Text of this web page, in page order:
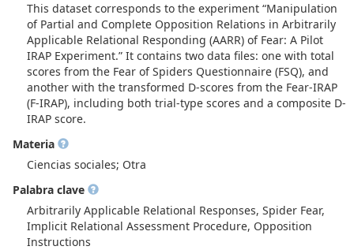
This dataset corresponds to the experiment “Manipulation
of Partial and Complete Opposition Relations in Arbitrarily
Applicable Relational Responding (AARR) of Fear: A Pilot
IRAP Experiment.” It contains two data files: one with total
scores from the Fear of Spiders Questionnaire (FSQ), and
another with the transformed D-scores from the Fear-IRAP
(F-IRAP), including both trial-type scores and a composite D-
IRAP score.
Materia
Ciencias sociales; Otra
Palabra clave
Arbitrarily Applicable Relational Responses, Spider Fear,
Implicit Relational Assessment Procedure, Opposition
Instructions